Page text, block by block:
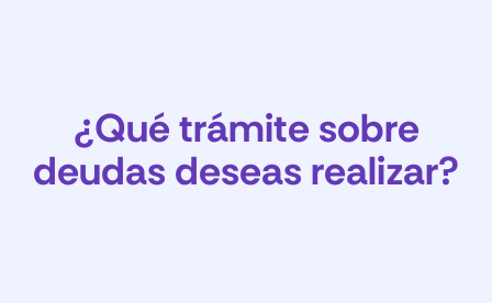
¿Qué trámite sobre
deudas deseas realizar?